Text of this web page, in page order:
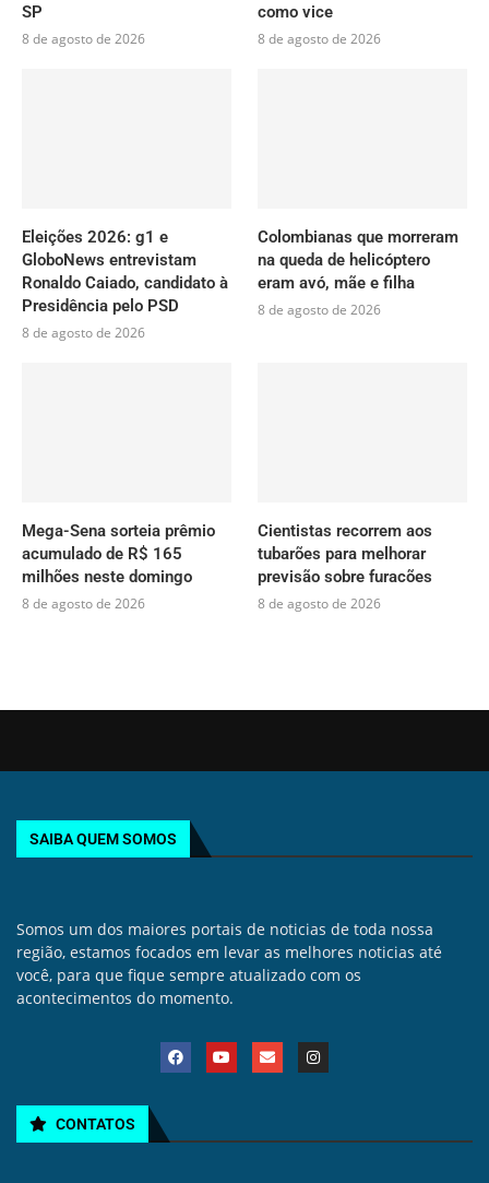
SP
8 de agosto de 2026
como vice
8 de agosto de 2026
Eleições 2026: g1 e
GloboNews entrevistam
Ronaldo Caiado, candidato à
Presidência pelo PSD
8 de agosto de 2026
Colombianas que morreram
na queda de helicóptero
eram avó, mãe e filha
8 de agosto de 2026
Mega-Sena sorteia prêmio
acumulado de R$ 165
milhões neste domingo
8 de agosto de 2026
Cientistas recorrem aos
tubarões para melhorar
previsão sobre furacões
8 de agosto de 2026
SAIBA QUEM SOMOS
Somos um dos maiores portais de noticias de toda nossa
região, estamos focados em levar as melhores noticias até
você, para que fique sempre atualizado com os
acontecimentos do momento.
CONTATOS